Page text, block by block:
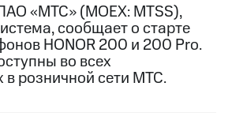
«МТС» (MOEX: MTSS),
сообщает о старте
HONOR 200 и 200 Pro.
во всех
в розничной сети МТС.